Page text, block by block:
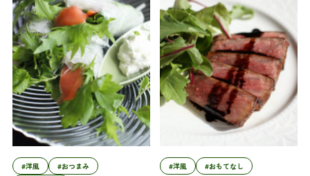
#洋風
#おつまみ
#洋風 #おもてなし